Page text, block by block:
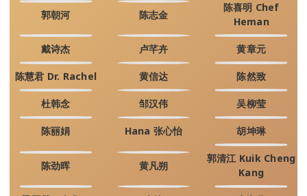
郭朝河 陈志金
陈喜明 Chef
Heman
戴诗杰 卢芊卉 黄章元
陈慧君 Dr. Rachel 黄信达 陈然致
杜韩念 邹汉伟 吴柳莹
陈丽娟 Hana 张心怡 胡坤琳
陈劲晖 黄凡朔
郭清江 Kuik Cheng
Kang